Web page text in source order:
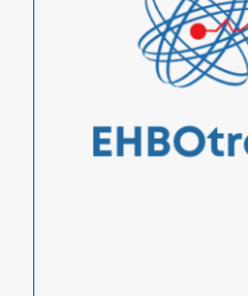
optie
kan
gekozen
worden
op